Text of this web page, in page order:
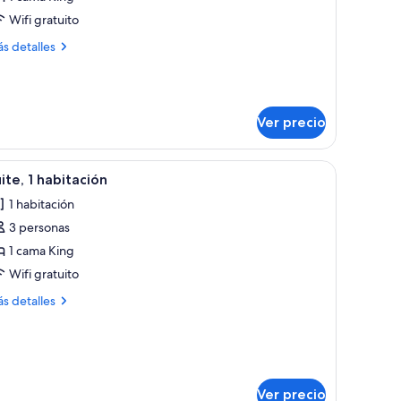
Wifi gratuito
detalles
Ver precio
mesita de noche, televisor y un cuadro en la pared.
Una habitación de hotel moderna con
8 1 habitación
1 habitación
3 personas
1 cama King
Wifi gratuito
detalles
Ver precio